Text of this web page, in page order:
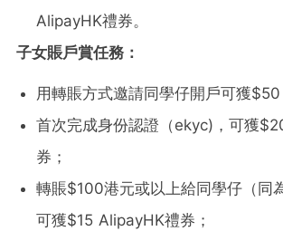
AlipayHK禮券。
子女賬戶賞任務：
用轉賬方式邀請同學仔開戶可獲
首次完成身份認證（ekyc)，可獲
券；
轉賬$100港元或以上給同學仔（同
可獲$15 AlipayHK禮券；